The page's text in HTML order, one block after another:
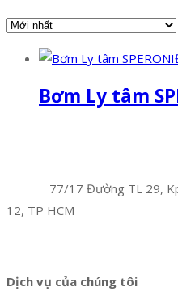
Bơm Ly tâm
77/17 Đường TL 29,
12, TP HCM
Dịch vụ của chúng tôi